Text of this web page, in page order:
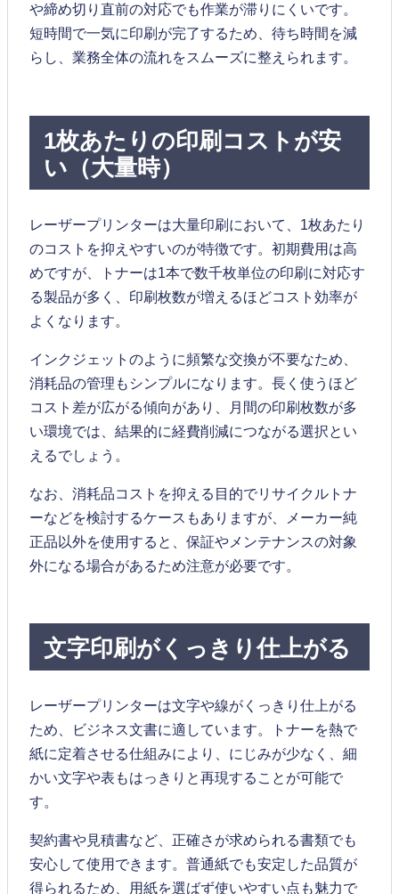
や締め切り直前の対応でも作業が滞りにくいです。
短時間で一気に印刷が完了するため、待ち時間を減
らし、業務全体の流れをスムーズに整えられます。
1枚あたりの印刷コストが安
い（大量時）
レーザープリンターは大量印刷において、1枚あたり
のコストを抑えやすいのが特徴です。初期費用は高
めですが、トナーは1本で数千枚単位の印刷に対応す
る製品が多く、印刷枚数が増えるほどコスト効率が
よくなります。
インクジェットのように頻繁な交換が不要なため、
消耗品の管理もシンプルになります。長く使うほど
コスト差が広がる傾向があり、月間の印刷枚数が多
い環境では、結果的に経費削減につながる選択とい
えるでしょう。
なお、消耗品コストを抑える目的でリサイクルトナ
ーなどを検討するケースもありますが、メーカー純
正品以外を使用すると、保証やメンテナンスの対象
外になる場合があるため注意が必要です。
文字印刷がくっきり仕上がる
レーザープリンターは文字や線がくっきり仕上がる
ため、ビジネス文書に適しています。トナーを熱で
紙に定着させる仕組みにより、にじみが少なく、細
かい文字や表もはっきりと再現することが可能で
す。
契約書や見積書など、正確さが求められる書類でも
安心して使用できます。普通紙でも安定した品質が
得られるため、用紙を選ばず使いやすい点も魅力で